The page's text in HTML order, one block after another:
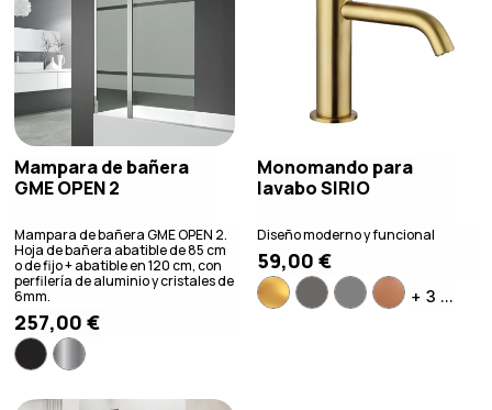
Mampara de bañera
GME OPEN 2
Mampara de bañera GME OPEN 2.
Hoja de bañera abatible de 85 cm
o de fijo + abatible en 120 cm, con
perfilería de aluminio y cristales de
6mm.
257,00€
Monomando para
lavabo SIRIO
Diseño moderno y funcional
59,00 €
+ 3 ...